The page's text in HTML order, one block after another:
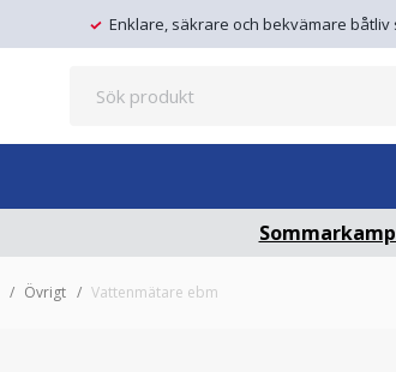
Enklare, säkrare och bekvämare båtliv
Övrigt Vattenmätare ebm